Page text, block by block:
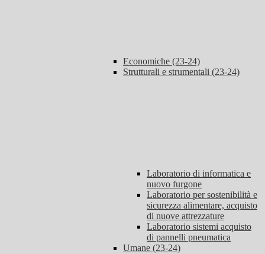
Economiche (23-24)
Strutturali e strumentali (23-24)
Laboratorio di informatica e
nuovo furgone
Laboratorio per sostenibilità e
sicurezza alimentare, acquisto
di nuove attrezzature
Laboratorio sistemi acquisto
di pannelli pneumatica
Umane (23-24)